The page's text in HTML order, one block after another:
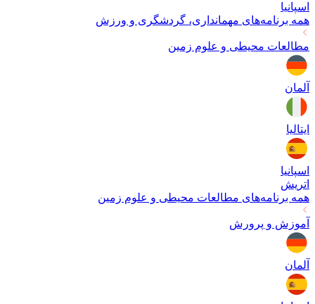
اسپانیا
همه برنامه‌های مهمانداری، گردشگری و ورزش
مطالعات محیطی و علوم زمین
آلمان
ایتالیا
اسپانیا
اتریش
همه برنامه‌های مطالعات محیطی و علوم زمین
آموزش و پرورش
آلمان